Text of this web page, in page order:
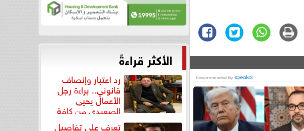
الأكثر قراءةً
رد اعتبار وإنصاف
قانوني.. براءة رجل
الأعمال يحيى
الصعيدي من كافة
التهم... تعرف على تفاصيل